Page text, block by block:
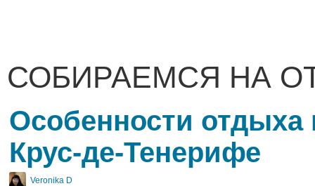
СОБИРАЕМСЯ НА
Особенности отдыха
Крус-де-Тенерифе
Veronika D